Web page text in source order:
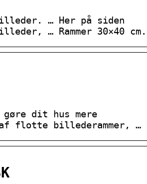
… Her på siden
… Rammer 30×40 cm.
dit hus mere
flotte billederammer, …